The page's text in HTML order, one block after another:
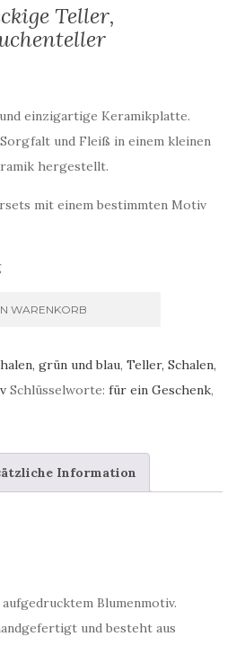
Teller,
einzigartige Keramikplatte.
und Fleiß in einem kleinen
hergestellt.
mit einem bestimmten Motiv
WARENKORB
grün und blau, Teller, Schalen,
Schlüsselworte: für ein Geschenk,
Information
Blumenmotiv.
und besteht aus